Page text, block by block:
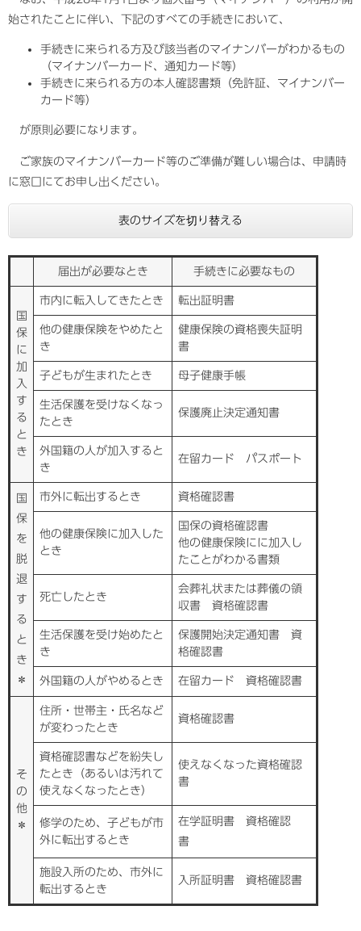
始されたことに伴い、下記のすべての手続きにおいて、
手続きに来られる方及び該当者のマイナンバーがわかるもの
（マイナンバーカード、通知カード等）
手続きに来られる方の本人確認書類（免許証、マイナンバー
カード等）
が原則必要になります。
ご家族のマイナンバーカード等のご準備が難しい場合は、申請時
に窓口にてお申し出ください。
表のサイズを切り替える
届出が必要なとき 手続きに必要なもの
国
保
に
加
入
す
る
と
き
市内に転入してきたとき 転出証明書
他の健康保険をやめたと
き
健康保険の資格喪失証明
書
子どもが生まれたとき 母子健康手帳
生活保護を受けなくなっ
たとき
保護廃止決定通知書
外国籍の人が加入すると
き
在留カード パスポート
国
保
を
脱
退
す
る
と
き
＊
市外に転出するとき 資格確認書
他の健康保険に加入した
とき
国保の資格確認書
他の健康保険にに加入し
たことがわかる書類
死亡したとき
会葬礼状または葬儀の領
収書 資格確認書
生活保護を受け始めたと
き
保護開始決定通知書 資
格確認書
外国籍の人がやめるとき 在留カード 資格確認書
そ
の
他
＊
住所・世帯主・氏名など
が変わったとき
資格確認書
資格確認書などを紛失し
たとき（あるいは汚れて
使えなくなったとき）
使えなくなった資格確認
書
修学のため、子どもが市
外に転出するとき
在学証明書 資格確認
書
施設入所のため、市外に
転出するとき
入所証明書 資格確認書